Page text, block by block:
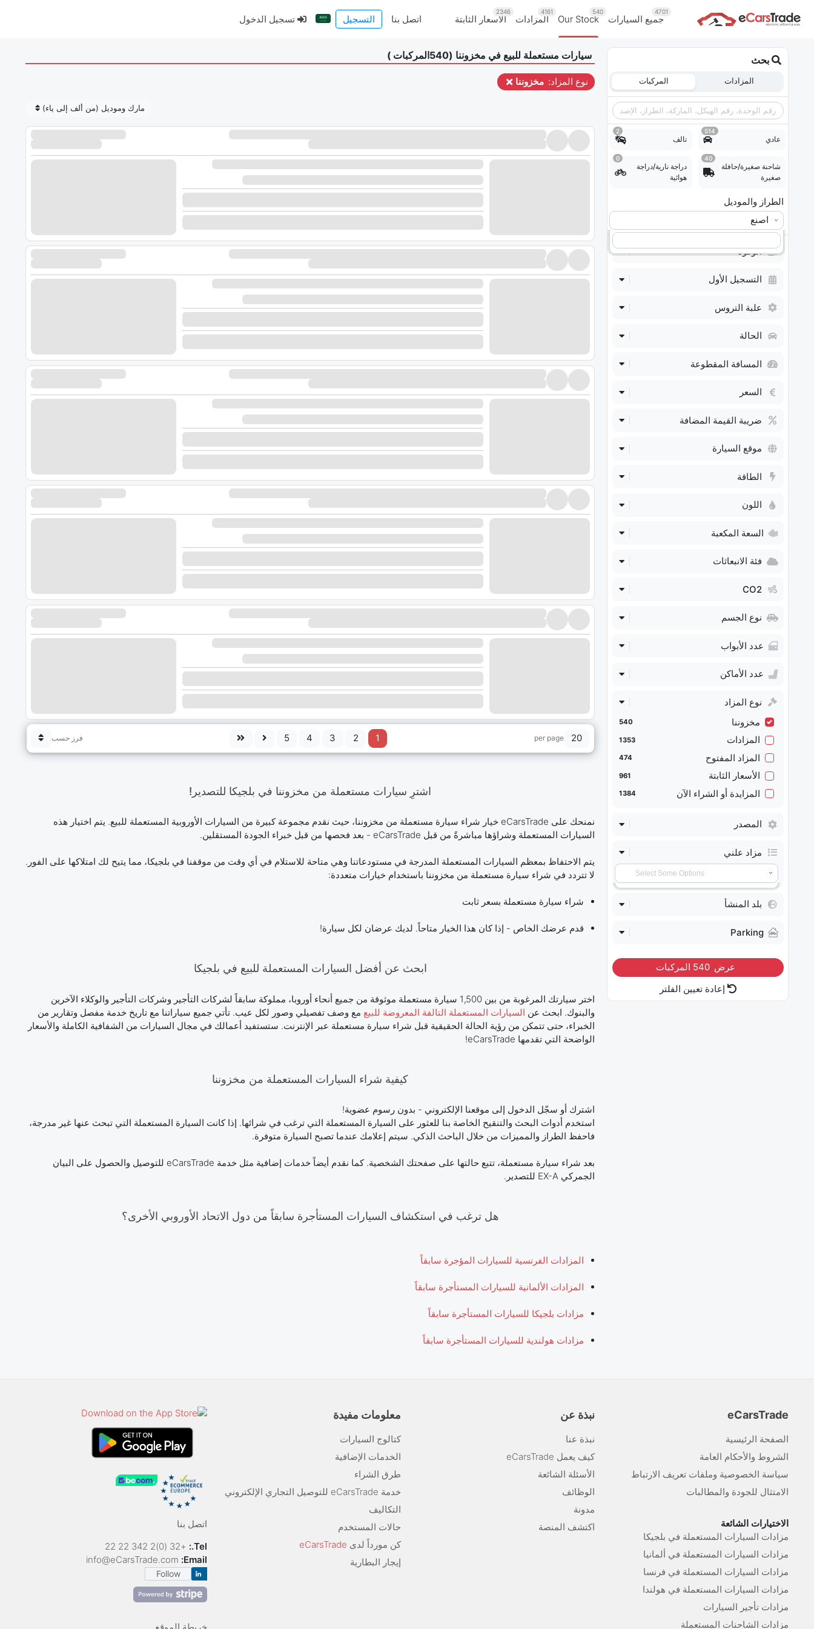
جميع السيارات
4701
Our Stock
540
المزادات
4161
الأسعار الثابتة
2346
اتصل بنا التسجيل
بحث
المزادات المركبات
عادي
514
تالف
2
شاحنة صغيرة/حافلة
صغيرة
40
دراجة نارية/دراجة
هوائية
0
الطراز والموديل
اصنع
الوقود
التسجيل الأول
علبة التروس
الحالة
المسافة المقطوعة
السعر
ضريبة القيمة المضافة
موقع السيارة
الطاقة
اللون
السعة المكعبة
فئة الانبعاثات
CO2
نوع الجسم
عدد الأبواب
عدد الأماكن
نوع المزاد
مخزوننا
540
المزادات 1353
المزاد المفتوح 474
الأسعار الثابتة 961
المزايدة أو الشراء الآن 1384
المصدر
مزاد علني
بلد المنشأ
Parking
عرض 540 المركبات
سيارات مستعملة للبيع في مخزوننا (
540المركبات )
نوع المزاد: مخزوننا
مارك وموديل (من ألف إلى ياء)
20
per page
1
2
3
4
5 فرز حسب
اشترِ سيارات مستعملة من مخزوننا في بلجيكا للتصدير!
نمنحك على eCarsTrade خيار شراء سيارة مستعملة من مخزوننا، حيث نقدم مجموعة كبيرة من السيارات الأوروبية المستعملة للبيع. يتم اختيار هذه
السيارات المستعملة وشراؤها مباشرةً من قبل eCarsTrade - بعد فحصها من قبل خبراء الجودة المستقلين.
يتم الاحتفاظ بمعظم السيارات المستعملة المدرجة في مستودعاتنا وهي متاحة للاستلام في أي وقت من موقفنا في بلجيكا، مما يتيح لك امتلاكها على الفور.
لا تتردد في شراء سيارة مستعملة من مخزوننا باستخدام خيارات متعددة:
شراء سيارة مستعملة بسعر ثابت
قدم عرضك الخاص - إذا كان هذا الخيار متاحاً. لديك عرضان لكل سيارة!
ابحث عن أفضل السيارات المستعملة للبيع في بلجيكا
اختر سيارتك المرغوبة من بين 1,500 سيارة مستعملة موثوقة من جميع أنحاء أوروبا، مملوكة سابقاً لشركات التأجير وشركات التأجير والوكلاء الآخرين
والبنوك. ابحث عن السيارات المستعملة التالفة المعروضة للبيع مع وصف تفصيلي وصور لكل عيب. تأتي جميع سياراتنا مع تاريخ خدمة مفصل وتقارير من
الخبراء، حتى تتمكن من رؤية الحالة الحقيقية قبل شراء سيارة مستعملة عبر الإنترنت. ستستفيد أعمالك في مجال السيارات من الشفافية الكاملة والأسعار
الواضحة التي تقدمها eCarsTrade!
كيفية شراء السيارات المستعملة من مخزوننا
اشترك أو سجّل الدخول إلى موقعنا الإلكتروني - بدون رسوم عضوية!
استخدم أدوات البحث والتنقيح الخاصة بنا للعثور على السيارة المستعملة التي ترغب في شرائها. إذا كانت السيارة المستعملة التي تبحث عنها غير مدرجة،
فاحفظ الطراز والمميزات من خلال الباحث الذكي. سيتم إعلامك عندما تصبح السيارة متوفرة.
بعد شراء سيارة مستعملة، تتبع حالتها على صفحتك الشخصية. كما نقدم أيضاً خدمات إضافية مثل خدمة eCarsTrade للتوصيل والحصول على البيان
الجمركي EX-A للتصدير.
هل ترغب في استكشاف السيارات المستأجرة سابقاً من دول الاتحاد الأوروبي الأخرى؟
المزادات الفرنسية للسيارات المؤجرة سابقاً
المزادات الألمانية للسيارات المستأجرة سابقاً
مزادات بلجيكا للسيارات المستأجرة سابقاً
مزادات هولندية للسيارات المستأجرة سابقاً
eCarsTrade
الصفحة الرئيسية
الشروط والأحكام العامة
سياسة الخصوصية وملفات تعريف الارتباط
الامتثال للجودة والمطالبات
الاختيارات الشائعة
مزادات السيارات المستعملة في بلجيكا
مزادات السيارات المستعملة في ألمانيا
مزادات السيارات المستعملة في فرنسا
مزادات السيارات المستعملة في هولندا
مزادات تأجير السيارات
مزادات الشاحنات المستعملة
نبذة عن
نبذة عنا
كيف يعمل eCarsTrade
الأسئلة الشائعة
الوظائف
مدونة
اكتشف المنصة
معلومات مفيدة
كتالوج السيارات
الخدمات الإضافية
طرق الشراء
خدمة eCarsTrade للتوصيل التجاري الإلكتروني
التكاليف
حالات المستخدم
كن مورداً لدى eCarsTrade
إيجار البطارية
اتصل بنا
Tel.:
+32 (0)2 342 22 22
Email:
info@eCarsTrade.com
Follow